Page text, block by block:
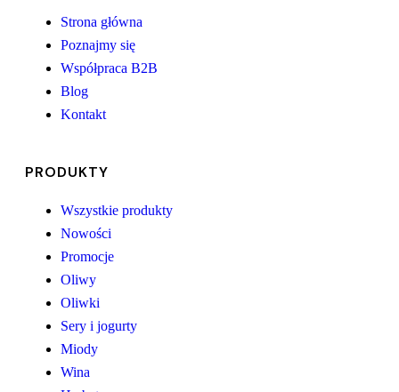
Strona główna
Poznajmy się
Współpraca B2B
Blog
Kontakt
PRODUKTY
Wszystkie produkty
Nowości
Promocje
Oliwy
Oliwki
Sery i jogurty
Miody
Wina